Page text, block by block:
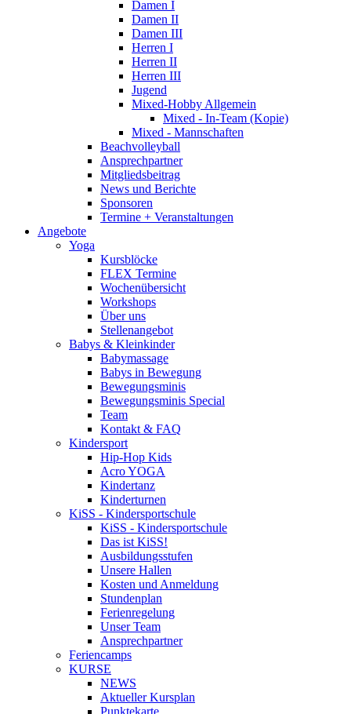
Damen I
Damen II
Damen III
Herren I
Herren II
Herren III
Jugend
Mixed-Hobby Allgemein
Mixed - In-Team (Kopie)
Mixed - Mannschaften
Beachvolleyball
Ansprechpartner
Mitgliedsbeitrag
News und Berichte
Sponsoren
Termine + Veranstaltungen
Angebote
Yoga
Kursblöcke
FLEX Termine
Wochenübersicht
Workshops
Über uns
Stellenangebot
Babys & Kleinkinder
Babymassage
Babys in Bewegung
Bewegungsminis
Bewegungsminis Special
Team
Kontakt & FAQ
Kindersport
Hip-Hop Kids
Acro YOGA
Kindertanz
Kinderturnen
KiSS - Kindersportschule
KiSS - Kindersportschule
Das ist KiSS!
Ausbildungsstufen
Unsere Hallen
Kosten und Anmeldung
Stundenplan
Ferienregelung
Unser Team
Ansprechpartner
Feriencamps
KURSE
NEWS
Aktueller Kursplan
Punktekarte